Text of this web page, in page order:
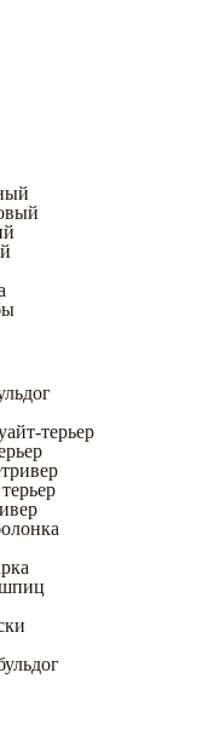
терьер